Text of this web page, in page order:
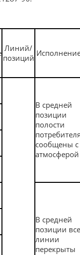
Линий/
позиций
В средней
позиции
полости
сообщены с
атмосферой
В средней
позиции
линии
перекрыты